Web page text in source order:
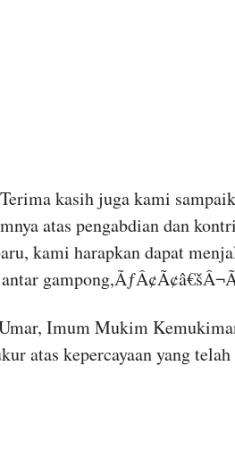
kasih juga kami
atas pengabdian dan
kami harapkan dapat
Imum Mukim
atas kepercayaan yang